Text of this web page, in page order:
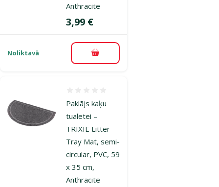
Anthracite
Cena
3,99 €
Noliktavā Pievienot grozam
Paklājs kaķu
tualetei –
TRIXIE Litter
Tray Mat, semi-
circular, PVC, 59
x 35 cm,
Anthracite